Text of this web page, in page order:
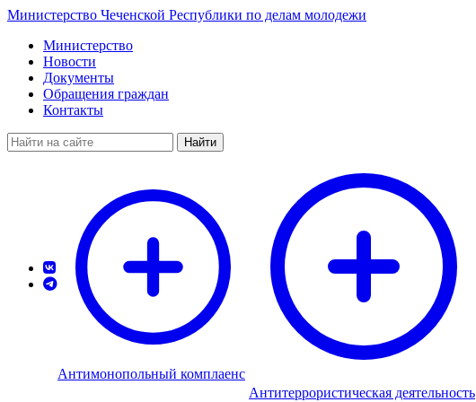
Министерство Чеченской Республики по делам молодежи
Министерство
Новости
Документы
Обращения граждан
Контакты
Найти
Антимонопольный комплаенс
Антитеррористическая деятельность